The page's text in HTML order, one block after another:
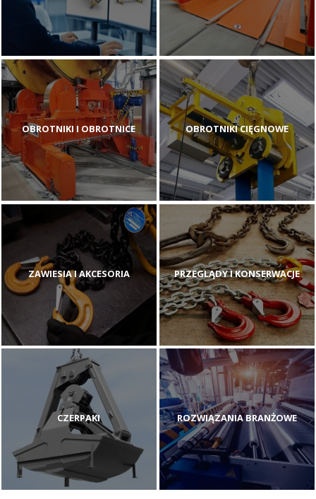
OBROTNIKI I OBROTNICE OBROTNIKI CIĘGNOWE
ZAWIESIA I AKCESORIA PRZEGLĄDY I KONSERWACJE
CZERPAKI ROZWIĄZANIA BRANŻOWE